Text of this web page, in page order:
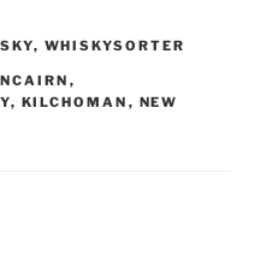
, WHISKYSORTER
,
, KILCHOMAN , NEW